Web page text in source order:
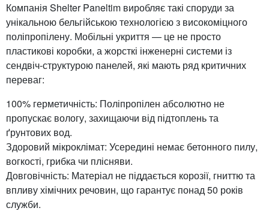
Компанія Shelter Paneltim виробляє такі споруди за
унікальною бельгійською технологією з високоміцного
поліпропілену. Мобільні укриття — це не просто
пластикові коробки, а жорсткі інженерні системи із
сендвіч-структурою панелей, які мають ряд критичних
переваг:
100% герметичність: Поліпропілен абсолютно не
пропускає вологу, захищаючи від підтоплень та
ґрунтових вод.
Здоровий мікроклімат: Усередині немає бетонного пилу,
вогкості, грибка чи плісняви.
Довговічність: Матеріал не піддається корозії, гниттю та
впливу хімічних речовин, що гарантує понад 50 років
служби.